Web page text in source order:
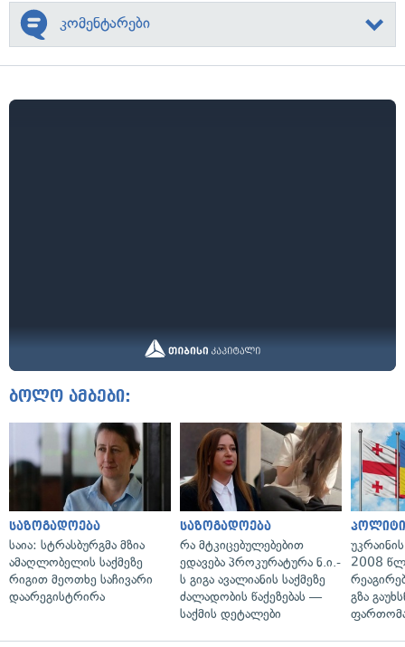
კომენტარები
ბოლო ამბები:
საზოგადოება
საია: სტრასბურგმა მზია
ამაღლობელის საქმეზე
რიგით მეოთხე საჩივარი
დაარეგისტრირა
საზოგადოება
რა მტკიცებულებებით
ედავება პროკურატურა ნ.ი.-
ს გიგა ავალიანის საქმეზე
ძალადობის წაქეზებას —
საქმის დეტალები
2008
გზა